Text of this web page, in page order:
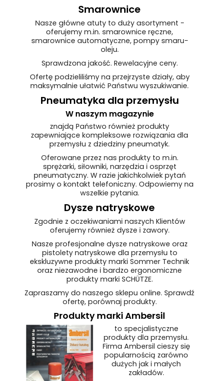
Smarownice
Nasze główne atuty to duży asortyment -
oferujemy m.in. smarownice ręczne,
smarownice automatyczne, pompy smaru-
oleju.
Sprawdzona jakość. Rewelacyjne ceny.
Ofertę podzieliliśmy na przejrzyste działy, aby
maksymalnie ułatwić Państwu wyszukiwanie.
Pneumatyka dla przemysłu
W naszym magazynie
znajdą Państwo również produkty
zapewniające kompleksowe rozwiązania dla
przemysłu z dziedziny pneumatyk.
Oferowane przez nas produkty to m.in.
sprężarki, siłowniki, narzędzia i osprzęt
pneumatyczny. W razie jakichkolwiek pytań
prosimy o kontakt telefoniczny. Odpowiemy na
wszelkie pytania.
Dysze natryskowe
Zgodnie z oczekiwaniami naszych Klientów
oferujemy również dysze i zawory.
Nasze profesjonalne dysze natryskowe oraz
pistolety natryskowe dla przemysłu to
ekskluzywne produkty marki Sommer Technik
oraz niezawodne i bardzo ergonomiczne
produkty marki SCHÜTZE.
Zapraszamy do naszego sklepu online. Sprawdź
ofertę, porównaj produkty.
Produkty marki Ambersil
to specjalistyczne
produkty dla przemysłu.
Firma Ambersil cieszy się
popularnością zarówno
dużych jak i małych
zakładów.